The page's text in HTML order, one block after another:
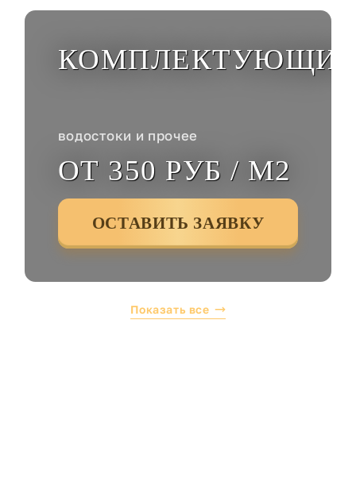
водостоки и прочее
ОТ 350 РУБ / М2
ОСТАВИТЬ ЗАЯВКУ
Показать все